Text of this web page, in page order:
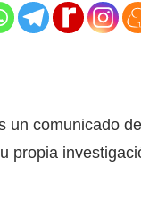
un comunicado
propia